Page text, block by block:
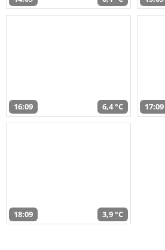
16:09 6,4 °C 17:09
18:09 3,9 °C